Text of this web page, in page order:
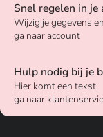
Snel regelen in je
Wijzig je gegevens
ga naar account
Hulp nodig bij je
Hier komt een tekst
ga naar